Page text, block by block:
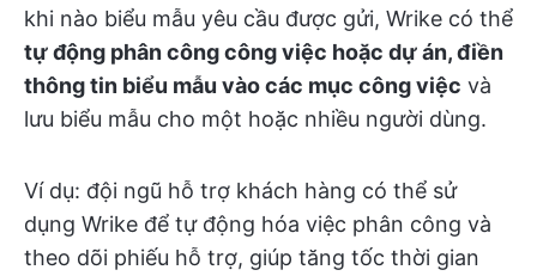
khi nào biểu mẫu yêu cầu được gửi, Wrike có thể
tự động phân công công việc hoặc dự án, điền
thông tin biểu mẫu vào các mục công việc và
lưu biểu mẫu cho một hoặc nhiều người dùng.
Ví dụ: đội ngũ hỗ trợ khách hàng có thể sử
dụng Wrike để tự động hóa việc phân công và
theo dõi phiếu hỗ trợ, giúp tăng tốc thời gian